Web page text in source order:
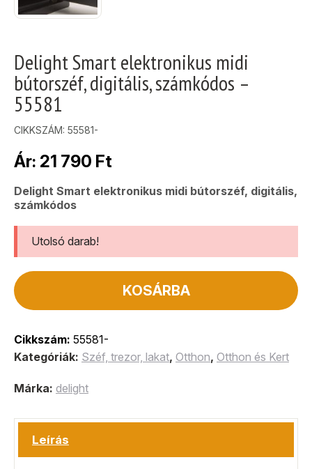
Delight Smart elektronikus midi
bútorszéf, digitális, számkódos –
55581
CIKKSZÁM: 55581-
Ár: 21 790 Ft
Delight Smart elektronikus midi bútorszéf, digitális,
számkódos
Utolsó darab!
KOSÁRBA
Cikkszám: 55581-
Kategóriák: Széf, trezor, lakat, Otthon, Otthon és Kert
Márka: delight
Leírás